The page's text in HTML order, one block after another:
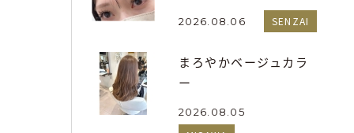
2026.08.06 SENZAI
まろやかベージュカラ
ー
2026.08.05